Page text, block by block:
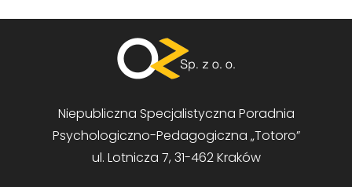
Niepubliczna Specjalistyczna Poradnia
Psychologiczno-Pedagogiczna „Totoro”
ul. Lotnicza 7, 31-462 Kraków